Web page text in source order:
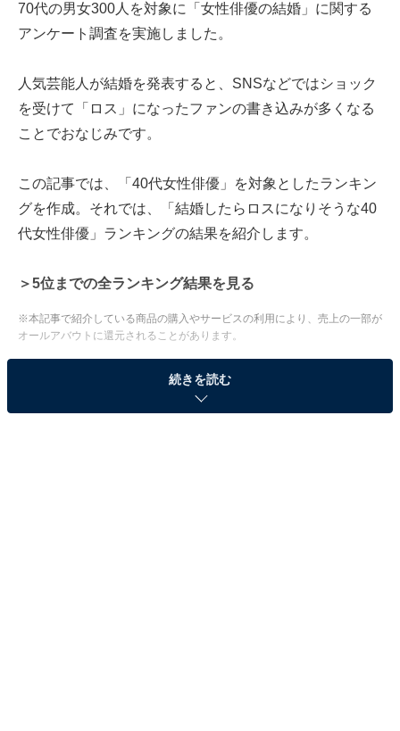
70代の男女300人を対象に「女性俳優の結婚」に関する
アンケート調査を実施しました。
人気芸能人が結婚を発表すると、SNSなどではショック
を受けて「ロス」になったファンの書き込みが多くなる
ことでおなじみです。
この記事では、「40代女性俳優」を対象としたランキン
グを作成。それでは、「結婚したらロスになりそうな40
代女性俳優」ランキングの結果を紹介します。
＞5位までの全ランキング結果を見る
※本記事で紹介している商品の購入やサービスの利用により、売上の一部が
オールアバウトに還元されることがあります。
2位：深田恭子／94票続きを読む